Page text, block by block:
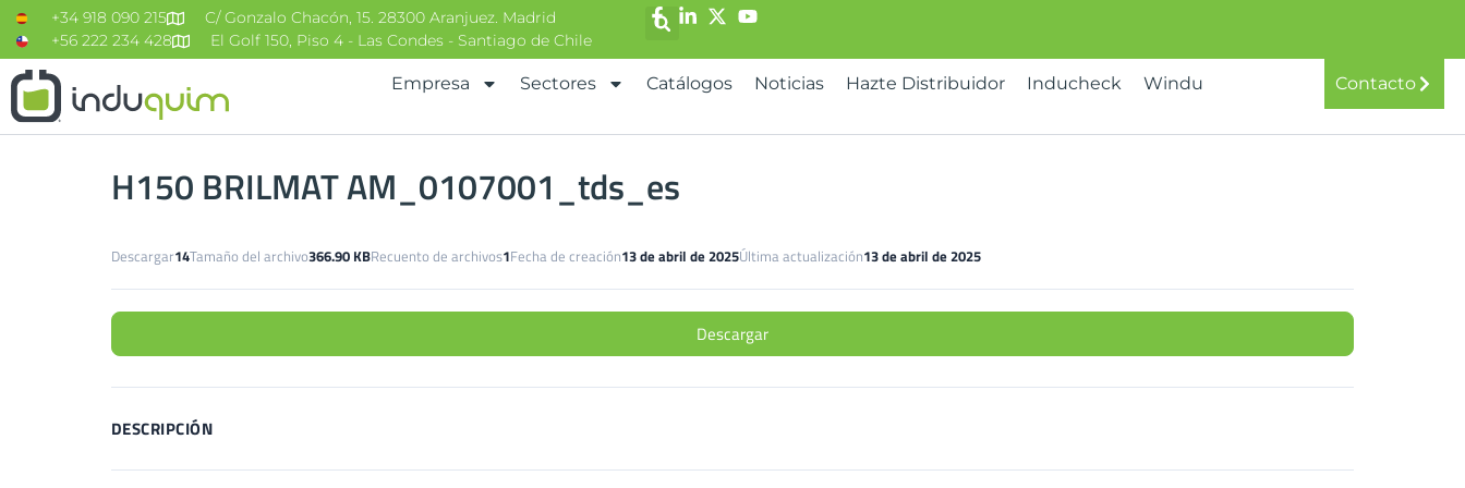
contenido+34 918 090 215
C/ Gonzalo Chacón, 15. 28300 Aranjuez. Madrid
+56 222 234 428
El Golf 150, Piso 4 - Las Condes - Santiago de Chile
Empresa Sectores Catálogos Noticias Hazte Distribuidor Inducheck Windu Contacto
H150 BRILMAT AM_0107001_tds_es
Descargar14Tamaño del archivo366.90 KBRecuento de archivos1Fecha de creación13 de abril de 2025Última actualización13 de abril de 2025
Descargar
DESCRIPCIÓN